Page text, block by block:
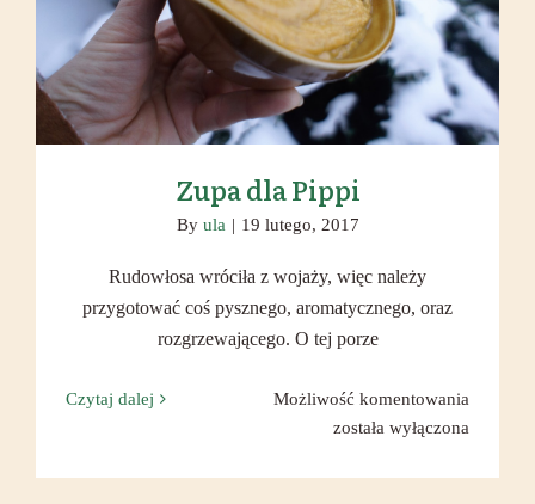
Zupa dla Pippi
Zupa dla Pippi
By ula | 19 lutego, 2017
Rudowłosa wróciła z wojaży, więc należy
przygotować coś pysznego, aromatycznego, oraz
rozgrzewającego. O tej porze
Czytaj dalej Możliwość komentowania
została wyłączona